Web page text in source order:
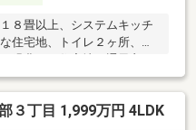
８畳以上、システムキッチ
住宅地、トイレ２ヶ所、浴
３丁目 1,999万円 4LDK